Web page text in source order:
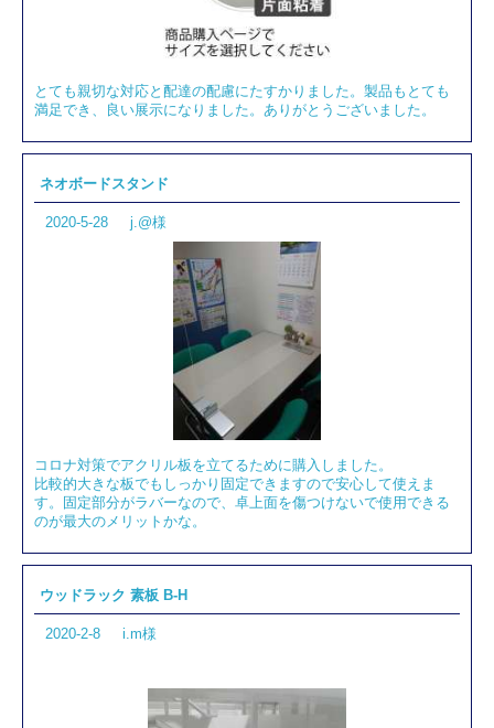
とても親切な対応と配達の配慮にたすかりました。製品もとても
満足でき、良い展示になりました。ありがとうございました。
ネオボードスタンド
2020-5-28 j.@様
コロナ対策でアクリル板を立てるために購入しました。
比較的大きな板でもしっかり固定できますので安心して使えま
す。固定部分がラバーなので、卓上面を傷つけないで使用できる
のが最大のメリットかな。
ウッドラック 素板 B-H
2020-2-8 i.m様